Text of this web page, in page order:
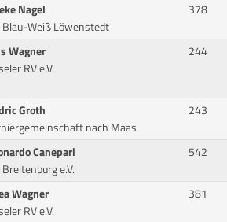
Nagel
Blau-Weiß Löwenstedt
378
Wagner
RV e.V.
244
Groth
nach Maas
243
Canepari
Breitenburg e.V.
542
Wagner
RV e.V.
381